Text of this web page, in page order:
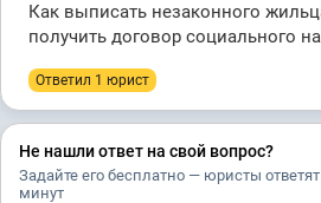
Как выписать незаконного
получить договор социального
Ответил 1 юрист
Не нашли ответ на свой вопрос?
Задайте его бесплатно — юристы
минут